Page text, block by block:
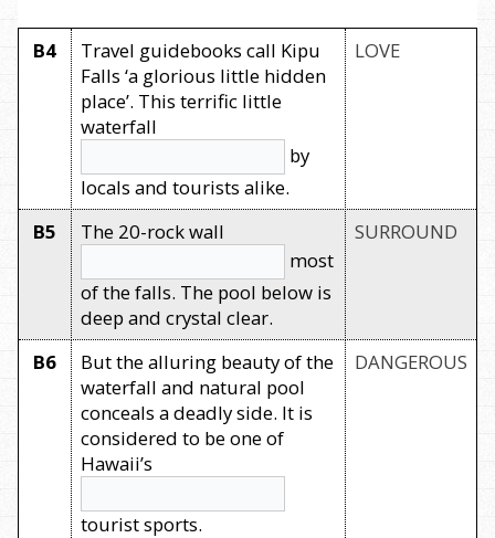
B4
Travel guidebooks call Kipu
Falls ‘a glorious little hidden
place’. This terrific little
waterfall
by
locals and tourists alike.
LOVE
B5
The 20-rock wall
most
of the falls. The pool below is
deep and crystal clear.
SURROUND
B6
But the alluring beauty of the
waterfall and natural pool
conceals a deadly side. It is
considered to be one of
Hawaii’s
tourist sports.
DANGEROUS